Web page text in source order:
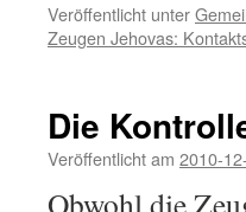
Veröffentlicht unter
Zeugen Jehovas:
Die
Veröffentlicht am 2010-
Obwohl die